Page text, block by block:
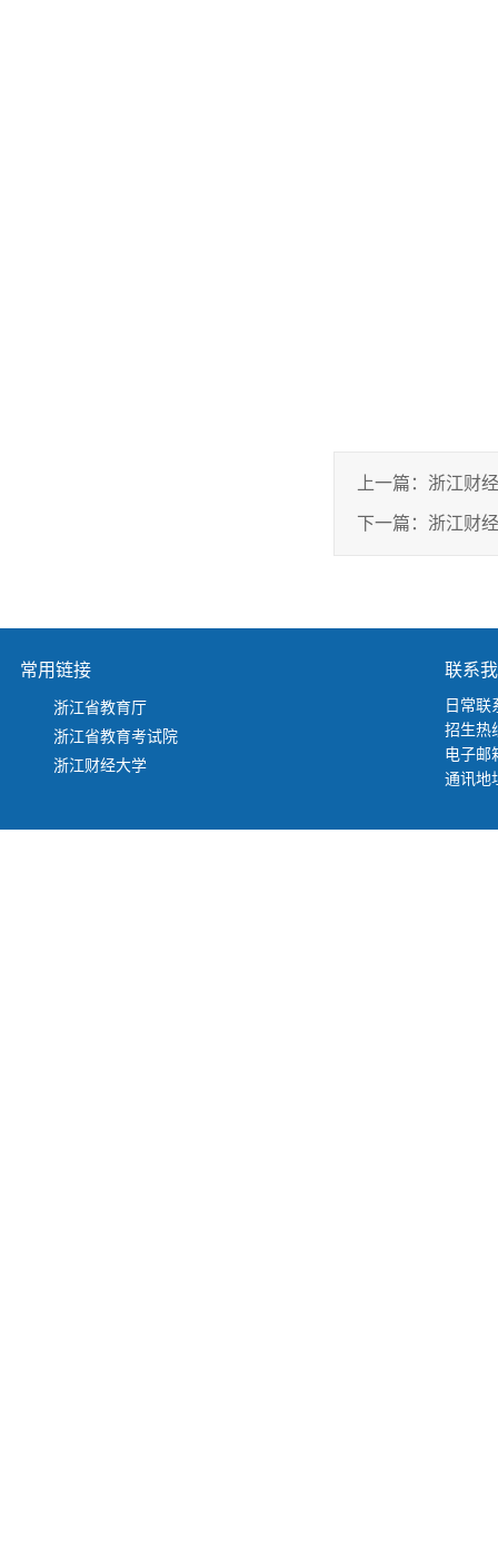
上一篇： 浙江财
下一篇： 浙江财
常用链接
浙江省教育厅
浙江省教育考试院
浙江财经大学
联系
日常联
招生热
电子邮
通讯地